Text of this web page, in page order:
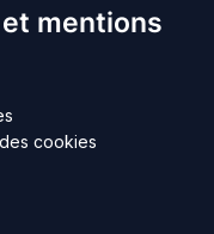
mentions
cookies